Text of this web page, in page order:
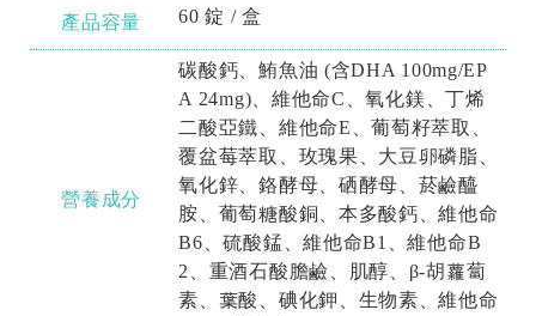
產品容量 60 錠 / 盒
營養成分
碳酸鈣、鮪魚油 (含DHA 100mg/EP
A 24mg)、維他命C、氧化鎂、丁烯
二酸亞鐵、維他命E、葡萄籽萃取、
覆盆莓萃取、玫瑰果、大豆卵磷脂、
氧化鋅、鉻酵母、硒酵母、菸鹼醯
胺、葡萄糖酸銅、本多酸鈣、維他命
B6、硫酸錳、維他命B1、維他命B
2、重酒石酸膽鹼、肌醇、β-胡蘿蔔
素、葉酸、碘化鉀、生物素、維他命